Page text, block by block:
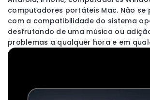
computadores portáteis Mac. Não se
com a compatibilidade do sistema
desfrutando de uma música ou
problemas a qualquer hora e em